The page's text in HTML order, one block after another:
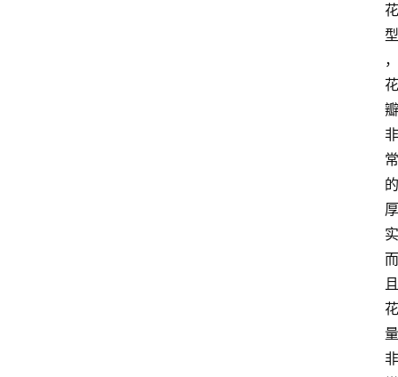
花
型
，
花
瓣
非
常
的
厚
实
而
且
花
量
非